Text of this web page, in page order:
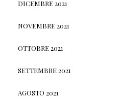
DICEMBRE 2021
NOVEMBRE 2021
OTTOBRE 2021
SETTEMBRE 2021
AGOSTO 2021